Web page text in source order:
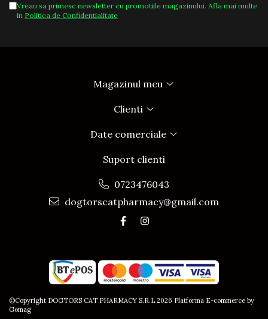
Vreau sa primesc newsletter cu promotiile magazinului. Afla mai multe
in Politica de Confidentialitate
Magazinul meu
Clienti
Date comerciale
Suport clienti
0723476043
dogtorscatpharmacy@gmail.com
©Copyright DOGTORS CAT PHARMACY S.R.L 2026 Platforma E-commerce by
Gomag